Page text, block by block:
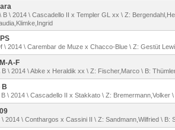
B \ 2014 \ Cascadello II x Templer GL xx \ Z:
\ 2014 \ Carembar de Muze x Chacco-Blue \ Z: Gestüt
A-F
B \ 2014 \ Abke x Heraldik xx \ Z: Fischer,Marco \ B:
B
\ 2014 \ Cascadello II x Stakkato \ Z: Bremermann,Volker \
2014 \ Conthargos x Cassini II \ Z: Sandmann,Wilfried \ B: